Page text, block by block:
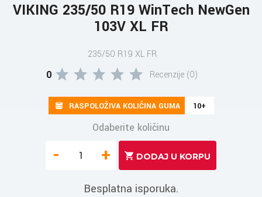
VIKING 235/50 R19 WinTech NewGen
103V XL FR
235/50 R19 XL FR
0 Recenzije (0)
RASPOLOŽIVA KOLIČINA GUMA 10+
Odaberite količinu
- +
Besplatna isporuka.